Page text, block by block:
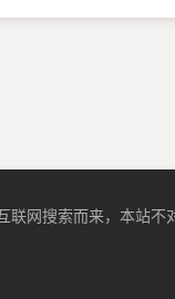
联网搜索而来，本站